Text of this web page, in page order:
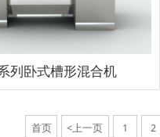
列卧式槽形混合机
首页 <上一页 1 2